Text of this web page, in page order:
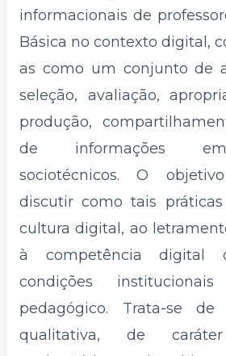
informacionais de
Básica no contexto digital,
as como um conjunto de
seleção, avaliação,
produção,
de informações
sociotécnicos. O
discutir como tais
cultura digital, ao
à competência digital
condições
pedagógico. Trata-se
qualitativa, de caráter